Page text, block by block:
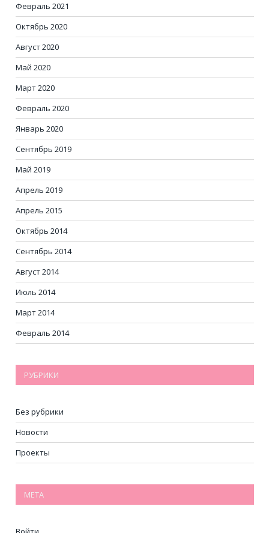
Февраль 2021
Октябрь 2020
Август 2020
Май 2020
Март 2020
Февраль 2020
Январь 2020
Сентябрь 2019
Май 2019
Апрель 2019
Апрель 2015
Октябрь 2014
Сентябрь 2014
Август 2014
Июль 2014
Март 2014
Февраль 2014
РУБРИКИ
Без рубрики
Новости
Проекты
МЕТА